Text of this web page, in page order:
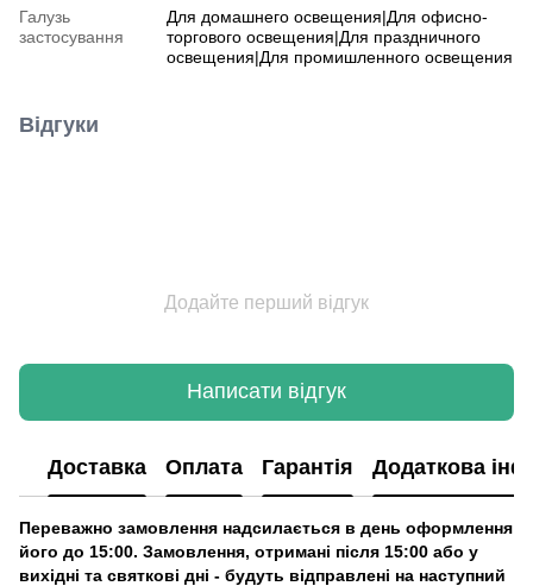
Галузь
застосування
Для домашнего освещения|Для офисно-
торгового освещения|Для праздничного
освещения|Для промишленного освещения
Відгуки
Додайте перший відгук
Написати відгук
Доставка Оплата Гарантія Додаткова
Переважно замовлення надсилається в день оформлення
його до 15:00. Замовлення, отримані після 15:00 або у
вихідні та святкові дні - будуть відправлені на наступний